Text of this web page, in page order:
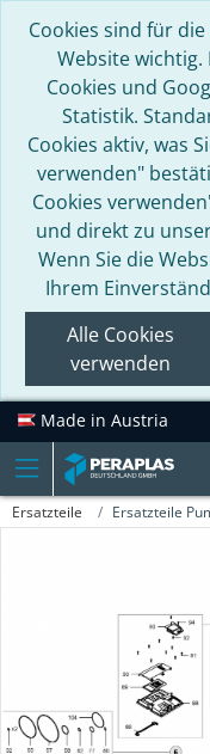
Cookies sind für
Website
Cookies und
Statistik.
Cookies aktiv, was
verwenden"
Cookies
und direkt zu
Wenn Sie die
Ihrem
Alle Cookies
verwenden
Made in Austria
Ersatzteile Ersatzteile